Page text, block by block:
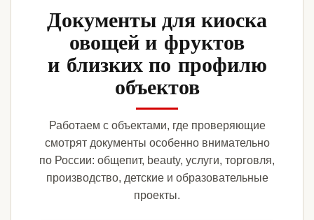
Документы для киоска
овощей и фруктов
и близких по профилю
объектов
Работаем с объектами, где проверяющие
смотрят документы особенно внимательно
по России: общепит, beauty, услуги, торговля,
производство, детские и образовательные
проекты.